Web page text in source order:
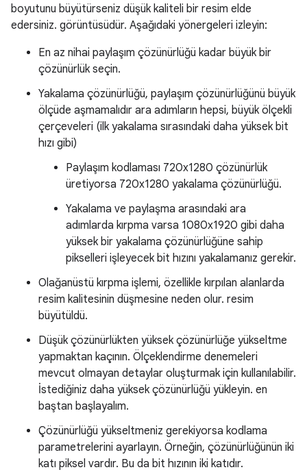
boyutunu büyütürseniz düşük kaliteli bir resim elde
edersiniz. görüntüsüdür. Aşağıdaki yönergeleri izleyin:
En az nihai paylaşım çözünürlüğü kadar büyük bir
çözünürlük seçin.
Yakalama çözünürlüğü, paylaşım çözünürlüğünü büyük
ölçüde aşmamalıdır ara adımların hepsi, büyük ölçekli
çerçeveleri (ilk yakalama sırasındaki daha yüksek bit
hızı gibi)
Paylaşım kodlaması 720x1280 çözünürlük
üretiyorsa 720x1280 yakalama çözünürlüğü.
Yakalama ve paylaşma arasındaki ara
adımlarda kırpma varsa 1080x1920 gibi daha
yüksek bir yakalama çözünürlüğüne sahip
pikselleri işleyecek bit hızını yakalamanız gerekir.
Olağanüstü kırpma işlemi, özellikle kırpılan alanlarda
resim kalitesinin düşmesine neden olur. resim
büyütüldü.
Düşük çözünürlükten yüksek çözünürlüğe yükseltme
yapmaktan kaçının. Ölçeklendirme denemeleri
mevcut olmayan detaylar oluşturmak için kullanılabilir.
İstediğiniz daha yüksek çözünürlüğü yükleyin. en
baştan başlayalım.
Çözünürlüğü yükseltmeniz gerekiyorsa kodlama
parametrelerini ayarlayın. Örneğin, çözünürlüğünün iki
katı piksel vardır. Bu da bit hızının iki katıdır.